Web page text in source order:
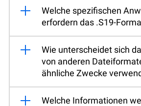
Welche spezifischen
erfordern das .S19-
Wie unterscheidet sich
von anderen
ähnliche Zwecke
Welche Informationen